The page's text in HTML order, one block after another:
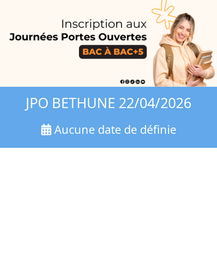
JPO BETHUNE 22/04/2026
Aucune date de définie